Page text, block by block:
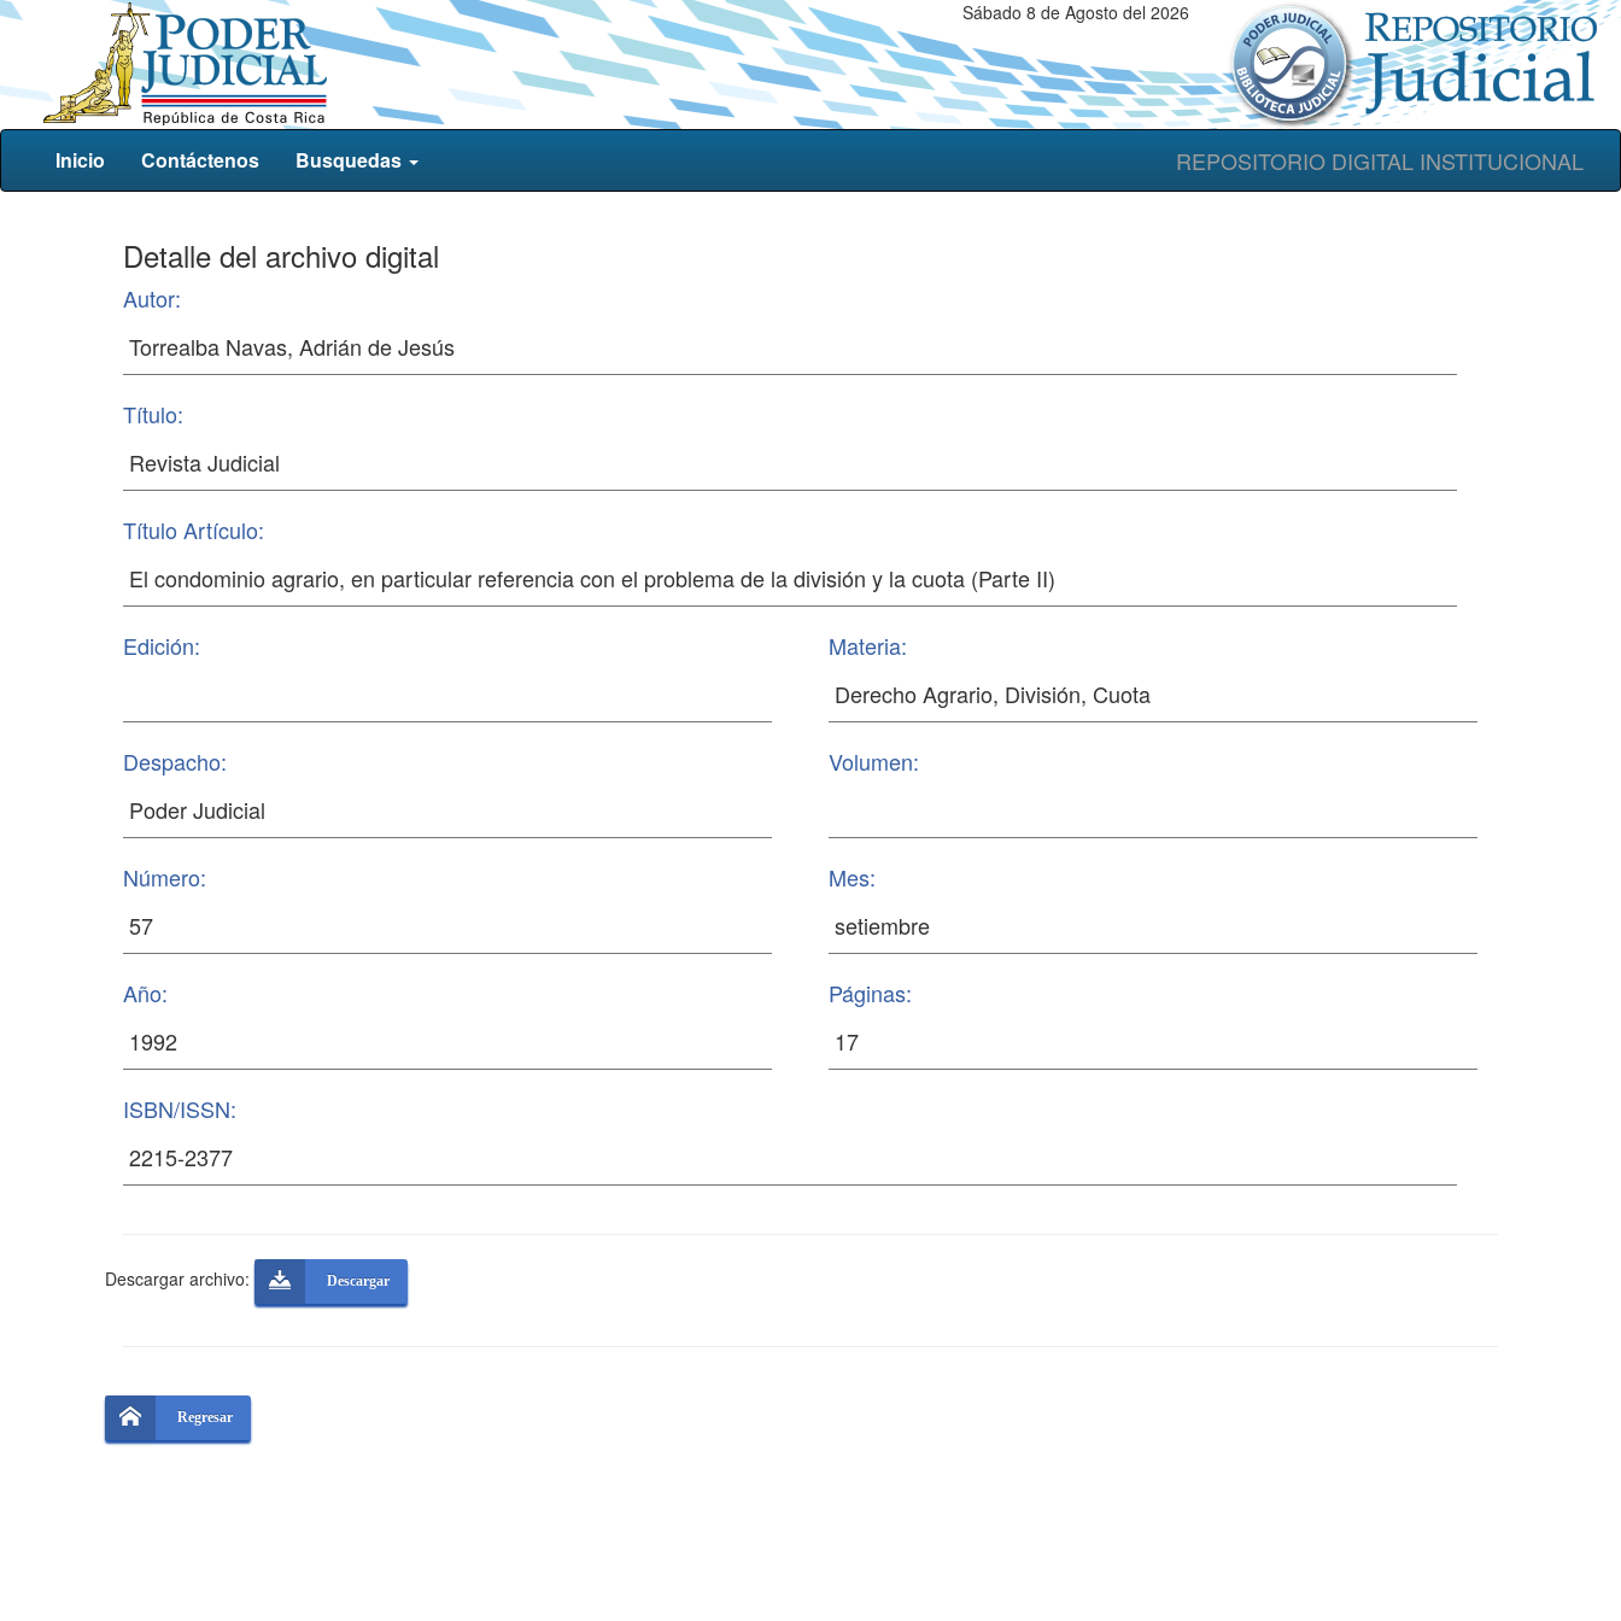
Sábado 8 de Agosto del 2026
REPOSITORIO DIGITAL INSTITUCIONAL
Inicio Contáctenos Busquedas
Detalle del archivo digital
Autor:
Título:
Título Artículo:
Edición: Materia:
Despacho: Volumen:
Número: Mes:
Año: Páginas:
ISBN/ISSN:
Descargar archivo: Descargar
Regresar